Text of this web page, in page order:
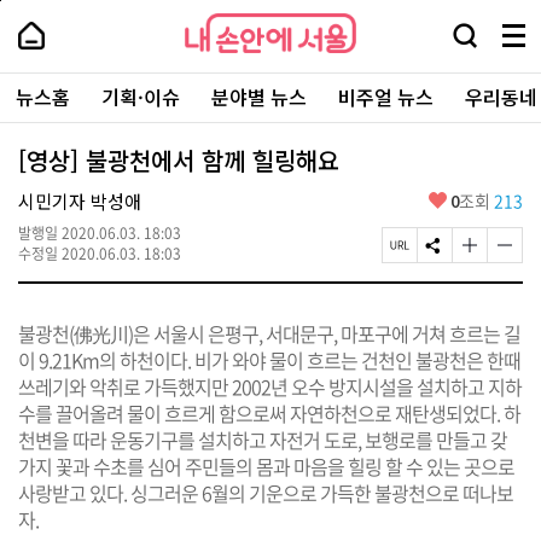
본
로
가
내
손
안
에
서
울
-
서
울
시
대
표
소
포
털
내
손
에
울
검
창
열
기
메
뉴
전
체
보
주
요
서
뉴스홈 기획·이슈 분야별 뉴스 비주얼 뉴스 우리동
[영상] 불광천에서 함께 힐링해요
시민기자 박성애
발행일 2020.06.03. 18:03
수정일 2020.06.03. 18:03
좋
요
0조회 213
페
이
R
L
복
사
S
N
유
하
기
글
자
크
게
변
경
하
기
글
자
작
게
변
경
하
기
불광천(佛光川)은 서울시 은평구, 서대문구, 마포구에 거쳐 흐르는 길
이 9.21Km의 하천이다. 비가 와야 물이 흐르는 건천인 불광천은 한때
쓰레기와 악취로 가득했지만 2002년 오수 방지시설을 설치하고 지하
수를 끌어올려 물이 흐르게 함으로써 자연하천으로 재탄생되었다. 하
천변을 따라 운동기구를 설치하고 자전거 도로, 보행로를 만들고 갖
가지 꽃과 수초를 심어 주민들의 몸과 마음을 힐링 할 수 있는 곳으로
사랑받고 있다. 싱그러운 6월의 기운으로 가득한 불광천으로 떠나보
자.
페
상
단
로